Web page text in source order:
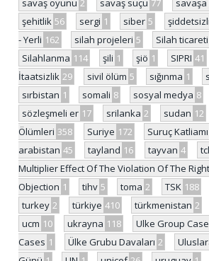
savaş oyunu 2 savaş suçu 77 savaşa
şehitlik 56 sergi 1 siber 5
- Yerli 162 silah projeleri 5 Silah ticareti
Silahlanma 114 şili 1 şiö 1 SIPRI 41
İtaatsizlik 29 sivil ölüm 5 sığınma 1
sırbistan 1 somali 8 sosyal medya 8
sözleşmeli er 17 srilanka 2 sudan 12
Ölümleri 358 Suriye 172 Suruç Katliamı
arabistan 45 tayland 16 tayvan 4
Multiplier Effect Of The Violation Of The
Objection 1 tihv 5 toma 2 TSK 188
turkey 2 türkiye 410 türkmenistan 2
ucm 10 ukrayna 118 Ulke Group
Cases 1 Ülke Grubu Davaları 2